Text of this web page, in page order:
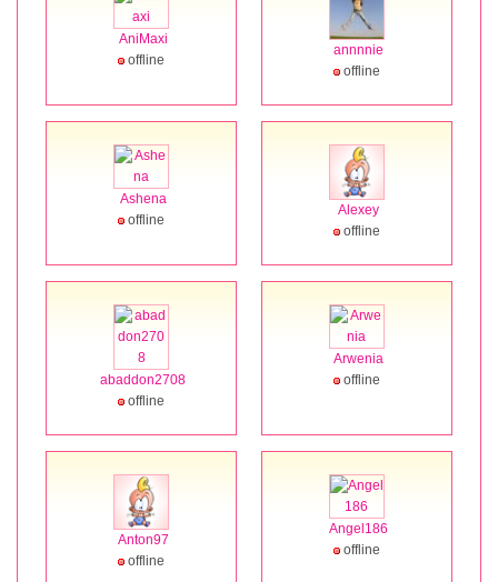
AniMaxi
offline
annnnie
offline
Ashena
offline
Alexey
offline
abaddon2708
offline
Arwenia
offline
Anton97
offline
Angel186
offline